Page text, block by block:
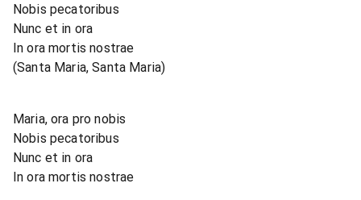
Nobis pecatoribus
Nunc et in ora
In ora mortis nostrae
(Santa Maria, Santa Maria)
Maria, ora pro nobis
Nobis pecatoribus
Nunc et in ora
In ora mortis nostrae